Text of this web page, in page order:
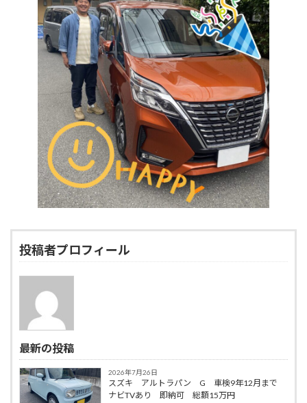
投稿者プロフィール
最新の投稿
2026年7月26日
スズキ アルトラパン G 車検9年12月まで
ナビTVあり 即納可 総額15万円